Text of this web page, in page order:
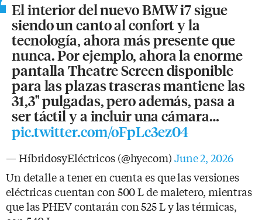
El interior del nuevo BMW i7 sigue
siendo un canto al confort y la
tecnología, ahora más presente que
nunca. Por ejemplo, ahora la enorme
pantalla Theatre Screen disponible
para las plazas traseras mantiene las
31,3" pulgadas, pero además, pasa a
ser táctil y a incluir una cámara…
pic.twitter.com/oFpLc3ez04
— HíbridosyEléctricos (@hyecom)June 2, 2026
Un detalle a tener en cuenta es que las versiones
eléctricas cuentan con 500 L de maletero, mientras
que las PHEV contarán con 525 L y las térmicas,